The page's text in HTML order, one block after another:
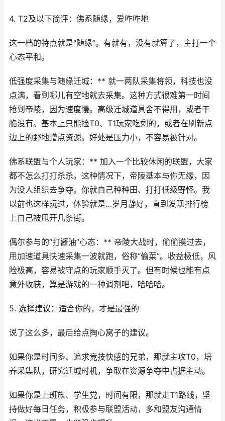
4. T2及以下简评：佛系随缘，爱咋咋地
这一档的特点就是“随缘”。有就有，没有就算了，主打一个
心态平和。
低强度采集与随缘迁城：** 就一两队采集将领，科技也没
点满，看到哪儿有空地就去采集。这种方式很难第一时间
抢到帝陵，因为速度慢。高级迁城道具舍不得用，或者干
脆没有。基本上只能捡T0、T1玩家吃剩的，或者在刷新点
边上的野地蹭点资源。好处是压力小，不容易被针对。
佛系联盟与个人玩家：** 加入一个比较休闲的联盟，大家
都不怎么打打杀杀。这种情况下，帝陵基本与你无缘，因
为没人组织去争夺。你就自己种种田、打打低级野怪。我
以前也这样玩过，体验就是…岁月静好，直到发现排行榜
上自己被甩开几条街。
偶尔参与的“打酱油”心态：** 帝陵大战时，偷偷摸过去，
用加速道具快速采集一波就跑，俗称“偷菜”。收益极低，风
险极高，容易被守点的玩家顺手灭了。但有时候也能有点
意外收获，算是游戏的一种调剂吧，哈哈哈。
5. 选择建议：适合你的，才是最强的
说了这么多，最后给点掏心窝子的建议。
如果你是时间多、追求竞技快感的兄弟，那就主攻T0，培
养采集队，研究迁城时机，争取在资源争夺中占据主动。
如果你是上班族、学生党，时间有限，那就走T1路线，坚
持做好每日任务，积极参与联盟活动，多和盟友沟通情